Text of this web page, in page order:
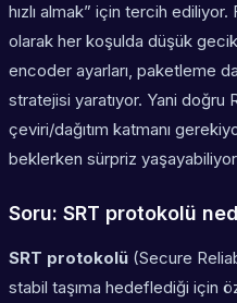
hızlı almak” için tercih
olarak her koşulda düşük
encoder ayarları, paketleme
stratejisi yaratıyor. Yani doğru
çeviri/dağıtım katmanı
beklerken sürpriz
Soru: SRT protokolü
SRT protokolü (Secure
stabil taşıma hedeflediği için